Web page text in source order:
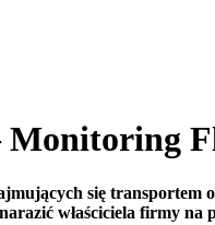
się
właściciela firmy na